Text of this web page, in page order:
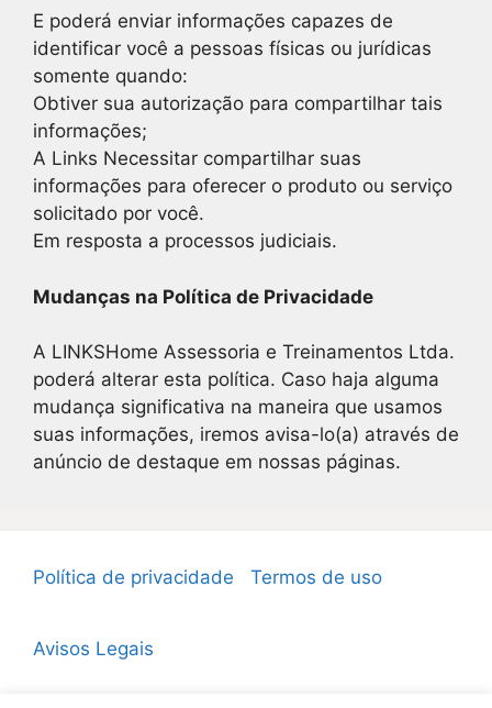
E poderá enviar informações capazes de
identificar você a pessoas físicas ou jurídicas
somente quando:
Obtiver sua autorização para compartilhar tais
informações;
A Links Necessitar compartilhar suas
informações para oferecer o produto ou serviço
solicitado por você.
Em resposta a processos judiciais.
Mudanças na Política de Privacidade
A LINKSHome Assessoria e Treinamentos Ltda.
poderá alterar esta política. Caso haja alguma
mudança significativa na maneira que usamos
suas informações, iremos avisa-lo(a) através de
anúncio de destaque em nossas páginas.
Política de privacidade Termos de uso
Avisos Legais